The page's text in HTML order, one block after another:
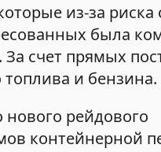
из-за риска
была
счет прямых
и бензина.
нового рейдового
контейнерной